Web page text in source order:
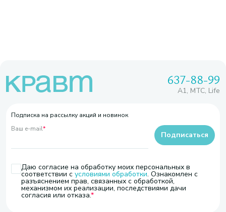
637-88-99
A1, МТС, Life
Подписка на рассылку акций и новинок
Ваш e-mail*
Даю согласие на обработку моих персональных в
соответствии с условиями обработки. Ознакомлен с
разъяснением прав, связанных с обработкой,
механизмом их реализации, последствиями дачи
согласия или отказа.
Подписаться